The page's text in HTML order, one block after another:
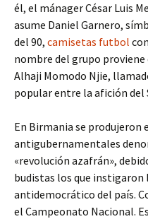
él, el mánager César Luis
asume Daniel Garnero,
del 90, camisetas futbol
nombre del grupo
Alhaji Momodo Njie,
popular entre la afición del
En Birmania se produjeron
antigubernamentales
«revolución azafrán»,
budistas los que
antidemocrático del país.
el Campeonato Nacional.